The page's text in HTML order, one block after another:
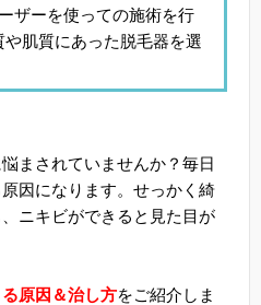
ザーを使っての施術を行
肌質にあった脱毛器を選
まされていませんか？毎日
因になります。せっかく綺
ニキビができると見た目が
原因＆治し方をご紹介しま